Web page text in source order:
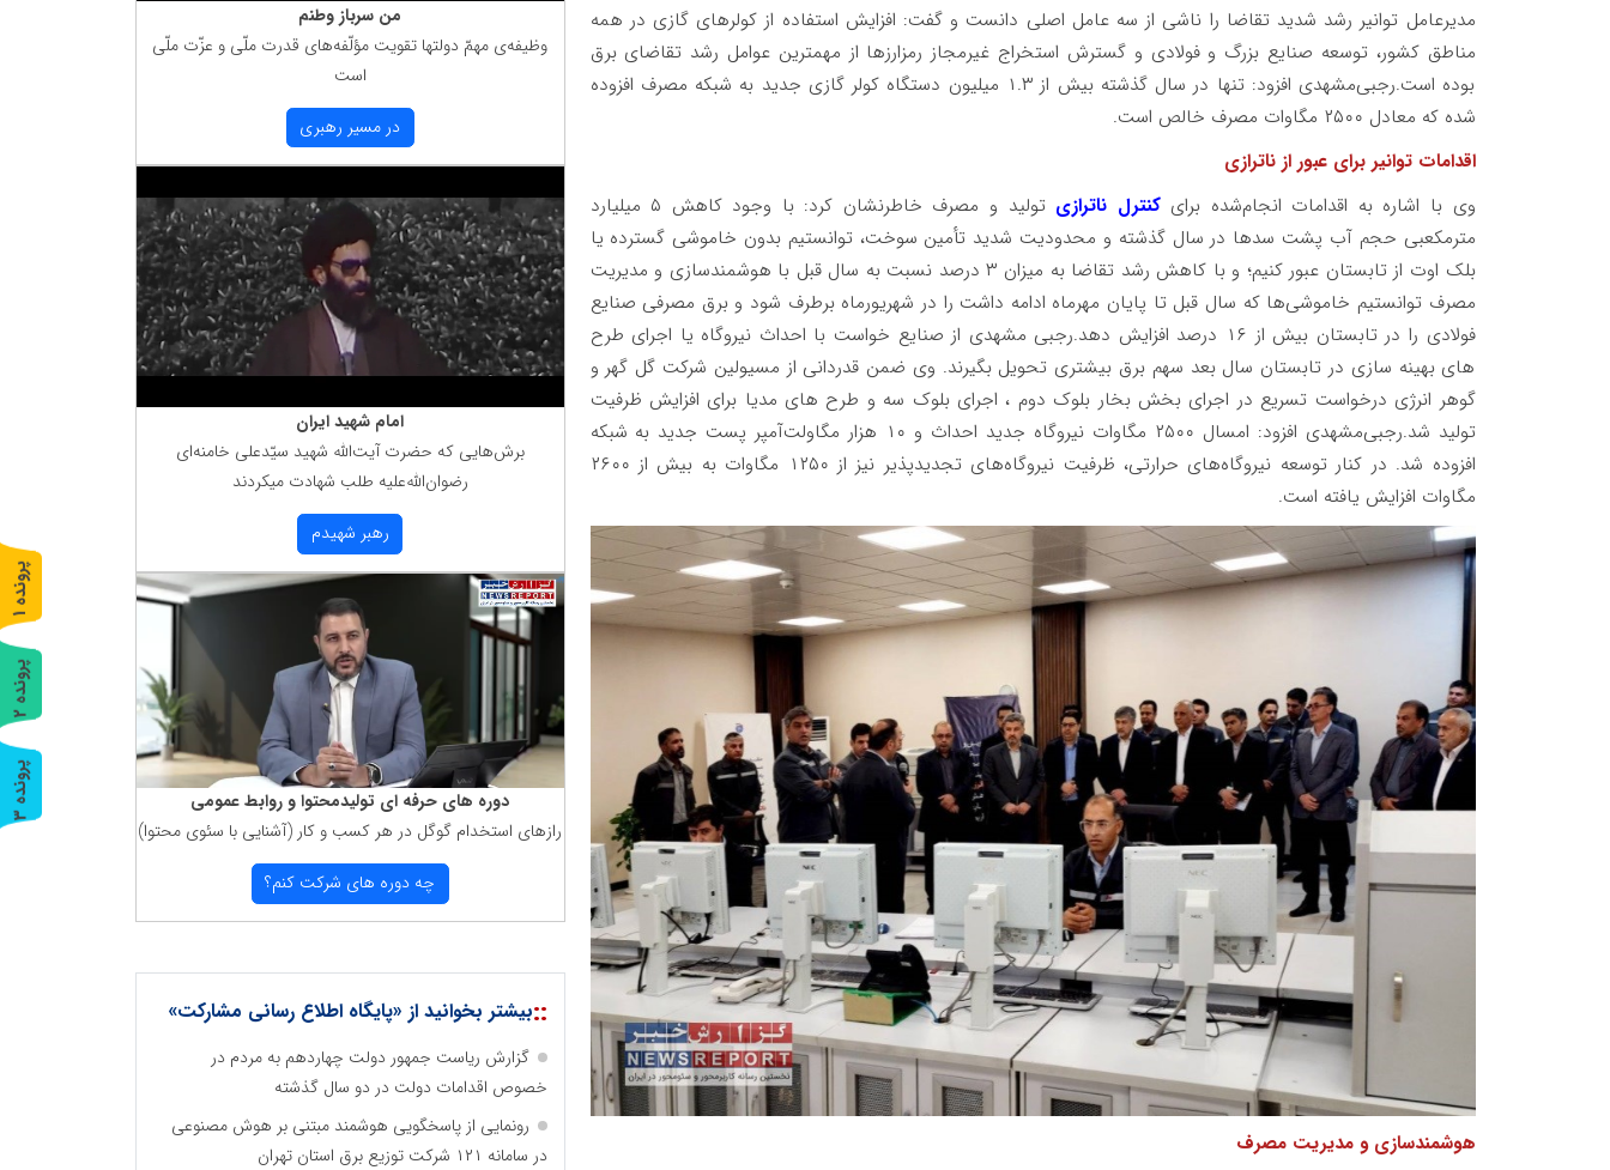
مدیرعامل توانیر رشد شدید تقاضا را ناشی از سه عامل اصلی دانست و گفت: افزایش استفاده از کولرهای گازی در همه
مناطق کشور، توسعه صنایع بزرگ و فولادی و گسترش استخراج غیرمجاز رمزارزها از مهمترین عوامل رشد تقاضای برق
بوده است.رجبی‌مشهدی افزود: تنها در سال گذشته بیش از ۱.۳ میلیون دستگاه کولر گازی جدید به شبکه مصرف افزوده
شده که معادل ۲۵۰۰ مگاوات مصرف خالص است.
اقدامات توانیر برای عبور از ناترازی
وی با اشاره به اقدامات انجام‌شده برایکنترل ناترازی
تولید و مصرف خاطرنشان کرد: با وجود کاهش ۵ میلیارد
مترمکعبی حجم آب پشت سدها در سال گذشته و محدودیت شدید تأمین سوخت، توانستیم بدون خاموشی گسترده یا
بلک اوت از تابستان عبور کنیم؛ و با کاهش رشد تقاضا به میزان ۳ درصد نسبت به سال قبل با هوشمندسازی و مدیریت
مصرف توانستیم خاموشی‌ها که سال قبل تا پایان مهرماه ادامه داشت را در شهریورماه برطرف شود و برق مصرفی صنایع
فولادی را در تابستان بیش از ۱۶ درصد افزایش دهد.رجبی مشهدی از صنایع خواست با احداث نیروگاه یا اجرای طرح
های بهینه سازی در تابستان سال بعد سهم برق بیشتری تحویل بگیرند. وی ضمن قدردانی از مسیولین شرکت گل گهر و
گوهر انرژی درخواست تسریع در اجرای بخش بخار بلوک دوم ، اجرای بلوک سه و طرح های مدیا برای افزایش ظرفیت
تولید شد.رجبی‌مشهدی افزود: امسال ۲۵۰۰ مگاوات نیروگاه جدید احداث و ۱۰ هزار مگاولت‌آمپر پست جدید به شبکه
افزوده شد. در کنار توسعه نیروگاه‌های حرارتی، ظرفیت نیروگاه‌های تجدیدپذیر نیز از ۱۲۵۰ مگاوات به بیش از ۲۶۰۰
مگاوات افزایش یافته است.
هوشمندسازی و مدیریت مصرف
من سرباز وطنم
وظیفه‌ی مهمّ دولتها تقویت مؤلّفه‌های قدرت ملّی و عزّت ملّی
است
در مسیر رهبری
امام شهید ایران
برش‌هایی كه حضرت آیت‌الله شهید سیّدعلی خامنه‌ای
رضوان‌الله‌علیه طلب شهادت میكردند
رهبر شهیدم
دوره های حرفه ای تولیدمحتوا و روابط عمومی
رازهای استخدام گوگل در هر كسب و كار (آشنایی با سئوی محتوا)
چه دوره های شركت كنم؟
::بیشتر بخوانید از «پایگاه اطلاع رسانی مشارکت»
گزارش ریاست جمهور دولت چهاردهم به مردم در
خصوص اقدامات دولت در دو سال گذشته
رونمایی از پاسخگویی هوشمند مبتنی بر هوش مصنوعی
در سامانه ۱۲۱ شرکت توزیع برق استان تهران
پ
ر
و
ن
د
ه
1
پ
ر
و
ن
د
ه
2
پ
ر
و
ن
د
ه
3